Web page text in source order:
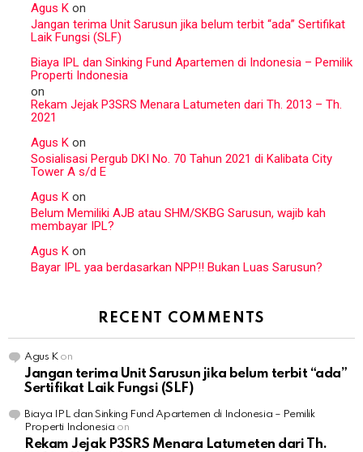
Agus K on
Jangan terima Unit Sarusun jika belum terbit “ada” Sertifikat
Laik Fungsi (SLF)
Biaya IPL dan Sinking Fund Apartemen di Indonesia – Pemilik
Properti Indonesia
on
Rekam Jejak P3SRS Menara Latumeten dari Th. 2013 – Th.
2021
Agus K on
Sosialisasi Pergub DKI No. 70 Tahun 2021 di Kalibata City
Tower A s/d E
Agus K on
Belum Memiliki AJB atau SHM/SKBG Sarusun, wajib kah
membayar IPL?
Agus K on
Bayar IPL yaa berdasarkan NPP!! Bukan Luas Sarusun?
RECENT COMMENTS
Agus Kon
Jangan terima Unit Sarusun jika belum terbit “ada”
Sertifikat Laik Fungsi (SLF)
Biaya IPL dan Sinking Fund Apartemen di Indonesia – Pemilik
Properti Indonesia on
Rekam Jejak P3SRS Menara Latumeten dari Th.